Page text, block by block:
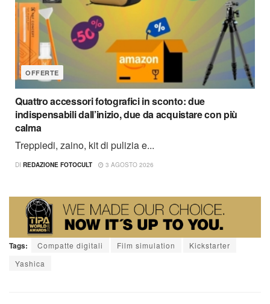
OFFERTE
Quattro accessori fotografici in sconto: due
indispensabili dall’inizio, due da acquistare con più
calma
Treppiedi, zaino, kit di pulizia e...
DI REDAZIONE FOTOCULT 3 AGOSTO 2026
Tags: Compatte digitali Film simulation
Kickstarter
Yashica